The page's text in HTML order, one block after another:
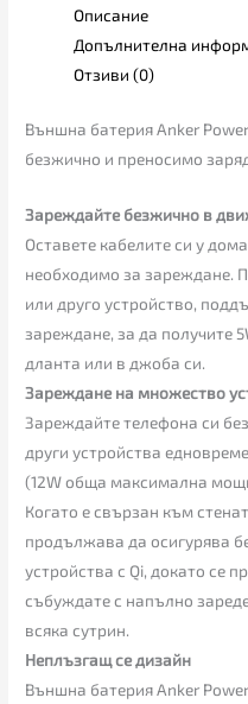
Описание
Допълнителна
Отзиви (0)
Външна батерия Anker
безжично и преносимо
Зареждайте безжично в
Оставете кабелите си у
необходимо за зареждане.
или друго устройство,
зареждане, за да получите
дланта или в джоба си.
Зареждане на множество
Зареждайте телефона си
други устройства
(12W обща максимална
Когато е свързан към
продължава да осигурява
устройства с Qi, докато се
събуждате с напълно
всяка сутрин.
Неплъзгащ се дизайн
Външна батерия Anker